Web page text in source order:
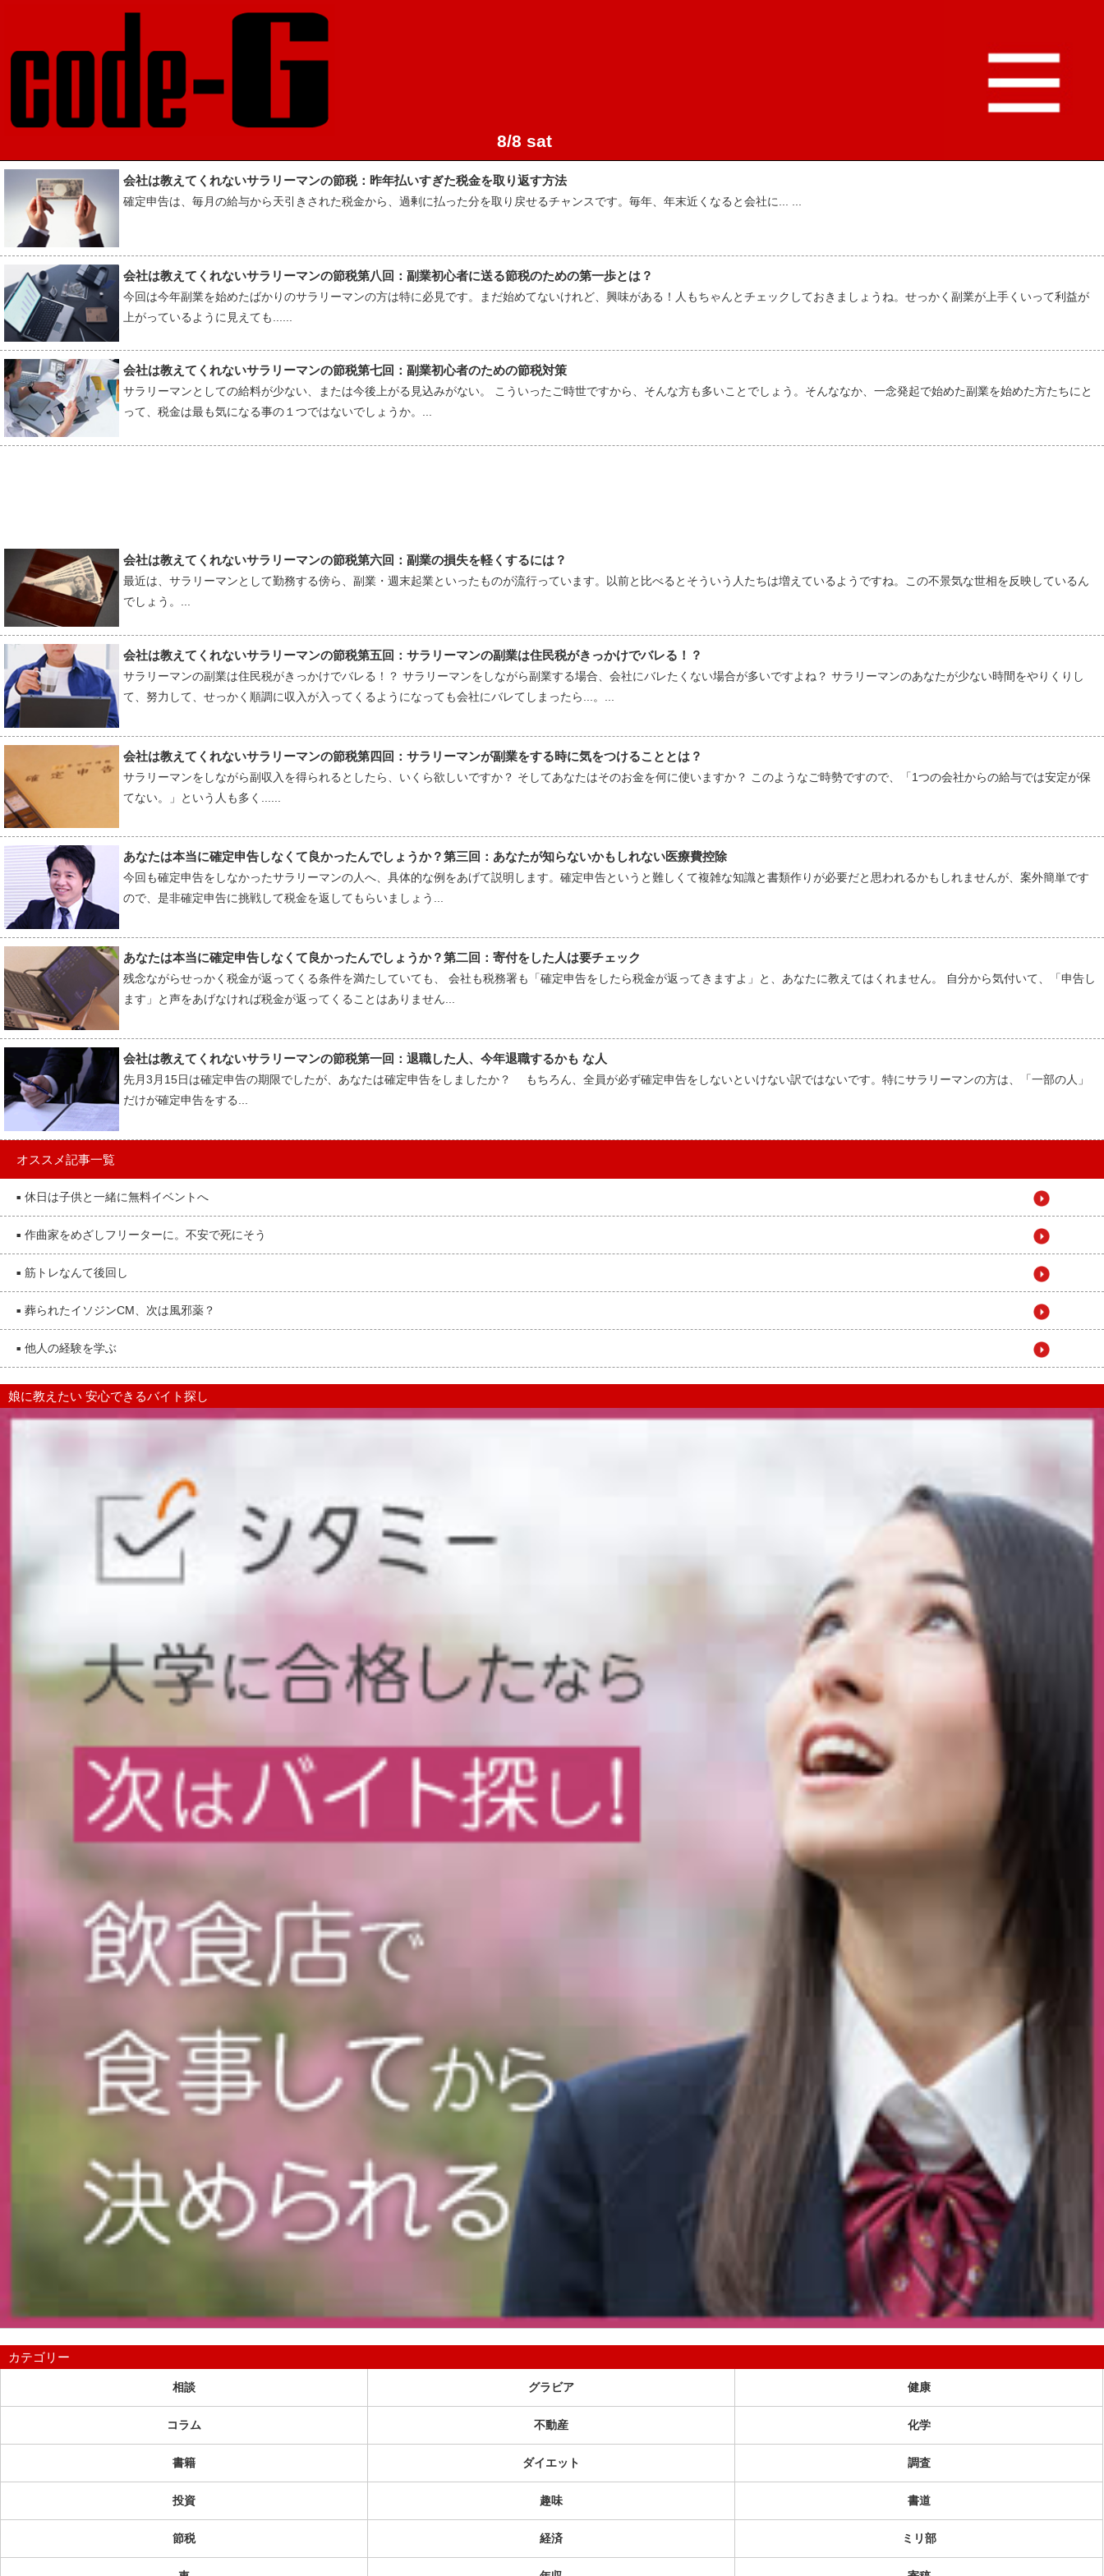
8/8 sat
会社は教えてくれないサラリーマンの節税：昨年払いすぎた税金を取り返す方法
確定申告は、毎月の給与から天引きされた税金から、過剰に払った分を取り戻せるチャンスです。毎年、年末近くなると会社に... ...
会社は教えてくれないサラリーマンの節税第八回：副業初心者に送る節税のための第一歩とは？
今回は今年副業を始めたばかりのサラリーマンの方は特に必見です。まだ始めてないけれど、興味がある！人もちゃんとチェックしておきましょうね。せっかく副業が上手くいって利益が
上がっているように見えても......
会社は教えてくれないサラリーマンの節税第七回：副業初心者のための節税対策
サラリーマンとしての給料が少ない、または今後上がる見込みがない。 こういったご時世ですから、そんな方も多いことでしょう。そんななか、一念発起で始めた副業を始めた方たちにと
って、税金は最も気になる事の１つではないでしょうか。...
会社は教えてくれないサラリーマンの節税第六回：副業の損失を軽くするには？
最近は、サラリーマンとして勤務する傍ら、副業・週末起業といったものが流行っています。以前と比べるとそういう人たちは増えているようですね。この不景気な世相を反映しているん
でしょう。...
会社は教えてくれないサラリーマンの節税第五回：サラリーマンの副業は住民税がきっかけでバレる！？
サラリーマンの副業は住民税がきっかけでバレる！？ サラリーマンをしながら副業する場合、会社にバレたくない場合が多いですよね？ サラリーマンのあなたが少ない時間をやりくりし
て、努力して、せっかく順調に収入が入ってくるようになっても会社にバレてしまったら...。...
会社は教えてくれないサラリーマンの節税第四回：サラリーマンが副業をする時に気をつけることとは？
サラリーマンをしながら副収入を得られるとしたら、いくら欲しいですか？ そしてあなたはそのお金を何に使いますか？ このようなご時勢ですので、「1つの会社からの給与では安定が保
てない。」という人も多く......
あなたは本当に確定申告しなくて良かったんでしょうか？第三回：あなたが知らないかもしれない医療費控除
今回も確定申告をしなかったサラリーマンの人へ、具体的な例をあげて説明します。確定申告というと難しくて複雑な知識と書類作りが必要だと思われるかもしれませんが、案外簡単です
ので、是非確定申告に挑戦して税金を返してもらいましょう...
あなたは本当に確定申告しなくて良かったんでしょうか？第二回：寄付をした人は要チェック
残念ながらせっかく税金が返ってくる条件を満たしていても、 会社も税務署も「確定申告をしたら税金が返ってきますよ」と、あなたに教えてはくれません。 自分から気付いて、「申告し
ます」と声をあげなければ税金が返ってくることはありません...
会社は教えてくれないサラリーマンの節税第一回：退職した人、今年退職するかも な人
先月3月15日は確定申告の期限でしたが、あなたは確定申告をしましたか？ もちろん、全員が必ず確定申告をしないといけない訳ではないです。特にサラリーマンの方は、「一部の人」
だけが確定申告をする...
オススメ記事一覧
■ 休日は子供と一緒に無料イベントへ
■ 作曲家をめざしフリーターに。不安で死にそう
■ 筋トレなんて後回し
■ 葬られたイソジンCM、次は風邪薬？
■ 他人の経験を学ぶ
娘に教えたい 安心できるバイト探し
カテゴリー
相談 グラビア 健康
コラム 不動産 化学
書籍 ダイエット 調査
投資 趣味 書道
節税 経済 ミリ部